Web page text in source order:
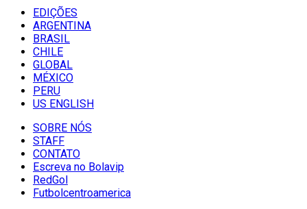
EDIÇÕES
ARGENTINA
BRASIL
CHILE
GLOBAL
MÉXICO
PERU
US ENGLISH
SOBRE NÓS
STAFF
CONTATO
Escreva no Bolavip
RedGol
Futbolcentroamerica